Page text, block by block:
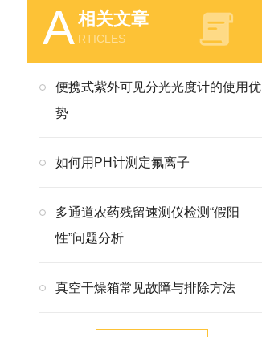
A相关文章
RTICLES
便携式紫外可见分光光度计的使用优
势
如何用PH计测定氟离子
多通道农药残留速测仪检测“假阳
性”问题分析
真空干燥箱常见故障与排除方法